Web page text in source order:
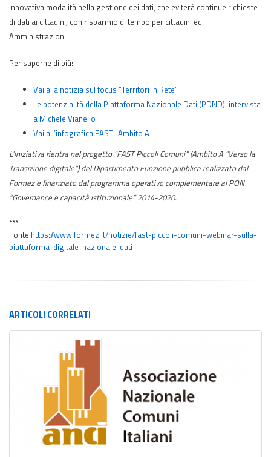
innovativa modalità nella gestione dei dati, che eviterà continue richieste
di dati ai cittadini, con risparmio di tempo per cittadini ed
Amministrazioni.
Per saperne di più:
Vai alla notizia sul focus “Territori in Rete”
Le potenzialità della Piattaforma Nazionale Dati (PDND): intervista
a Michele Vianello
Vai all’infografica FAST- Ambito A
L’iniziativa rientra nel progetto “FAST Piccoli Comuni” (Ambito A ”Verso la
Transizione digitale”) del Dipartimento Funzione pubblica realizzato dal
Formez e finanziato dal programma operativo complementare al PON
“Governance e capacità istituzionale” 2014-2020.
***
Fonte https://www.formez.it/notizie/fast-piccoli-comuni-webinar-sulla-
piattaforma-digitale-nazionale-dati
ARTICOLI CORRELATI